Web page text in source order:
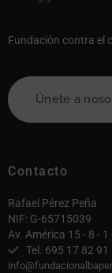
Fundación contra el
Únete a
Contacto
Rafael Pérez Peña
NIF: G-65715039
Av. América 15 - 8 -
Tel. 695 17 82 91